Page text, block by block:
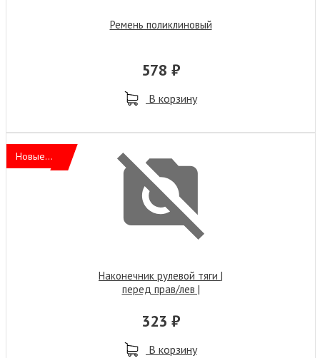
Ремень поликлиновый
578 ₽
В корзину
Новые...
Наконечник рулевой тяги |
перед прав/лев |
323 ₽
В корзину